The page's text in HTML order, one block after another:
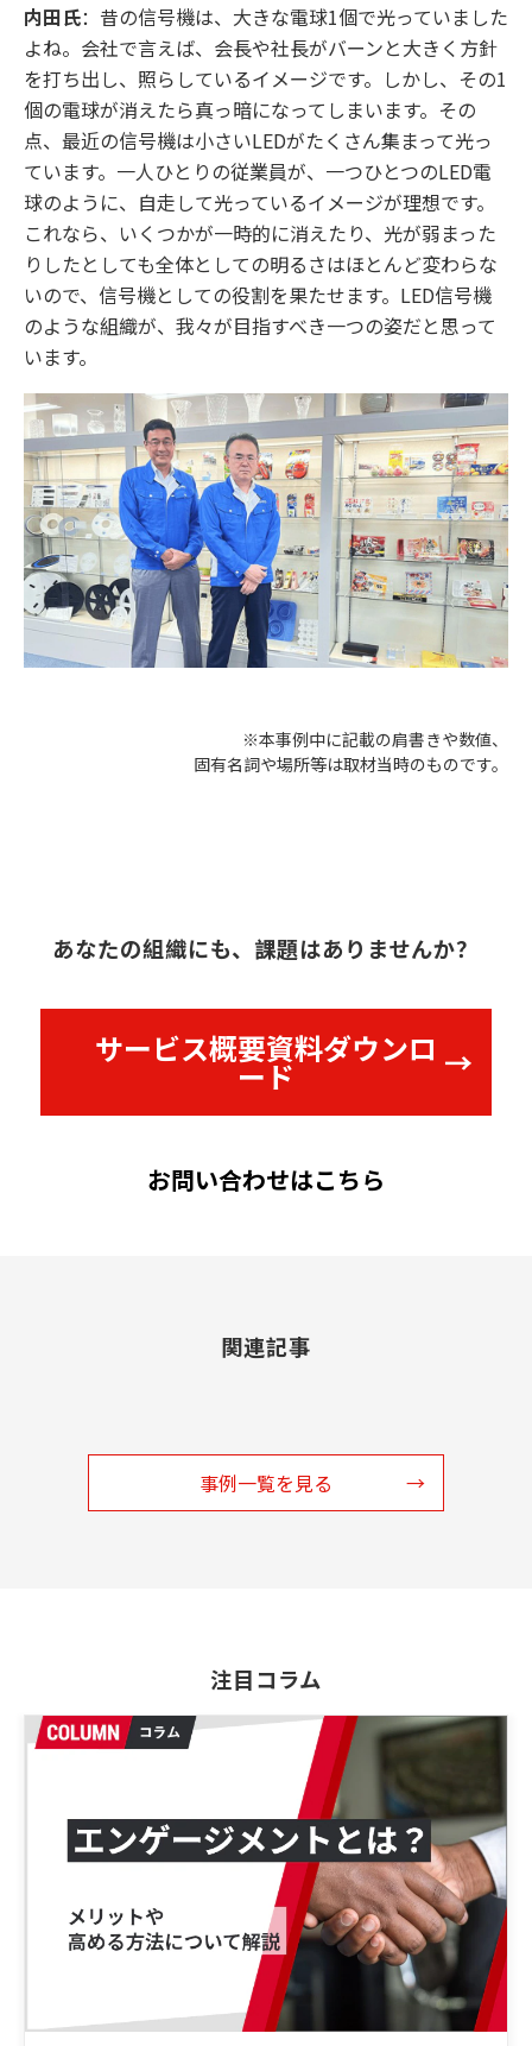
内田氏：昔の信号機は、大きな電球1個で光っていました
よね。会社で言えば、会長や社長がバーンと大きく方針
を打ち出し、照らしているイメージです。しかし、その1
個の電球が消えたら真っ暗になってしまいます。その
点、最近の信号機は小さいLEDがたくさん集まって光っ
ています。一人ひとりの従業員が、一つひとつのLED電
球のように、自走して光っているイメージが理想です。
これなら、いくつかが一時的に消えたり、光が弱まった
りしたとしても全体としての明るさはほとんど変わらな
いので、信号機としての役割を果たせます。LED信号機
のような組織が、我々が目指すべき一つの姿だと思って
います。
※本事例中に記載の肩書きや数値、
固有名詞や場所等は取材当時のものです。
あなたの組織にも、課題はありませんか？
サービス概要資料ダウンロ
ード
お問い合わせはこちら
関連記事
事例一覧を見る
注目コラム